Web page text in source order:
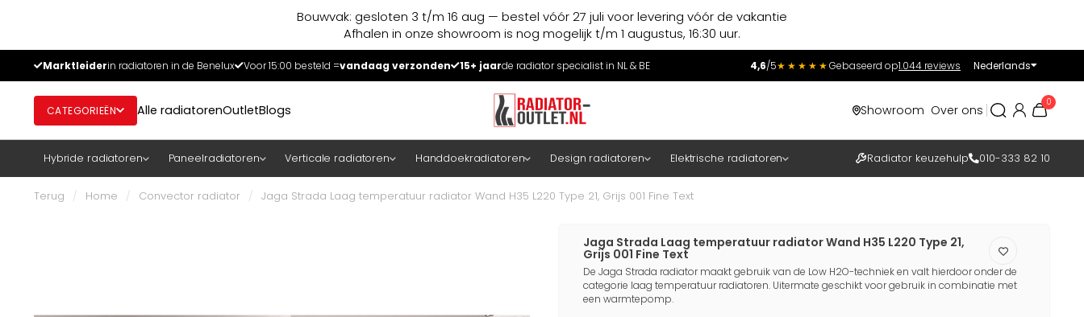
Bouwvak: gesloten 3 t/m 16 aug — bestel vóór 27 juli voor levering vóór de vakantie
Afhalen in onze showroom is nog mogelijk t/m 1 augustus, 16:30 uur.
Marktleiderin radiatoren in de Benelux Voor 15:00 besteld =vandaag verzonden 15+ jaarde radiator specialist in NL & BE 4,6/5★★★★★Gebaseerd op1.044 reviews Nederlands
CATEGORIEËN Alle radiatorenOutletBlogs Showroom Over ons
0
Hybride radiatoren Paneelradiatoren Verticale radiatoren Handdoekradiatoren Design radiatoren Elektrische radiatoren Radiator keuzehulp 010-333 82 10
Terug / Home / Convector radiator / Jaga Strada Laag temperatuur radiator Wand H35 L220 Type 21, Grijs 001 Fine Text
Jaga Strada Laag temperatuur radiator Wand H35 L220 Type 21,
Grijs 001 Fine Text
De Jaga Strada radiator maakt gebruik van de Low H2O-techniek en valt hierdoor onder de
categorie laag temperatuur radiatoren. Uitermate geschikt voor gebruik in combinatie met
een warmtepomp.